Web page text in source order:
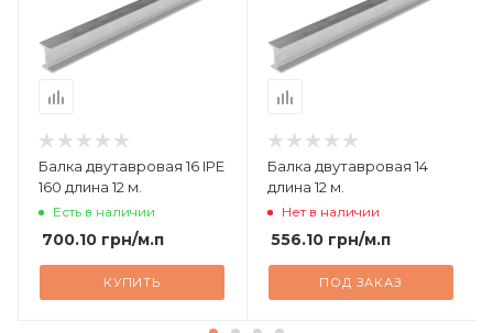
Балка двутавровая 16 IPE
160 длина 12 м.
Есть в наличии
700.10 грн/м.п
КУПИТЬ
Балка двутавровая 14
длина 12 м.
Нет в наличии
556.10 грн/м.п
ПОД ЗАКАЗ